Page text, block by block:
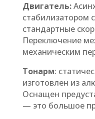
Двигатель:
стабилизатором
стандартные
Переключение
механическим
Тонарм:
изготовлен из
Оснащен
— это большое